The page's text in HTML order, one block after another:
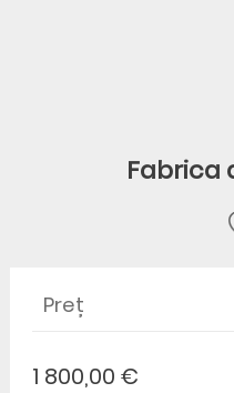
Fabrica
Preț
1 800,00 €